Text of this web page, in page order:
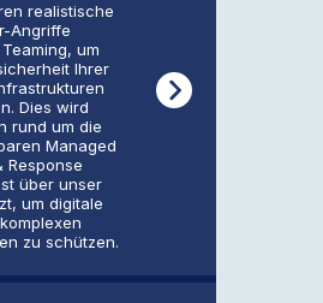
realistische
Angriffe
um
Ihrer
Dies wird
rund um die
Managed
Response
über unser
um digitale
zu schützen.